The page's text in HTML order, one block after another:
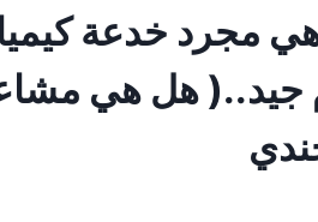
مجرد خدعة
جيد..( هل هي